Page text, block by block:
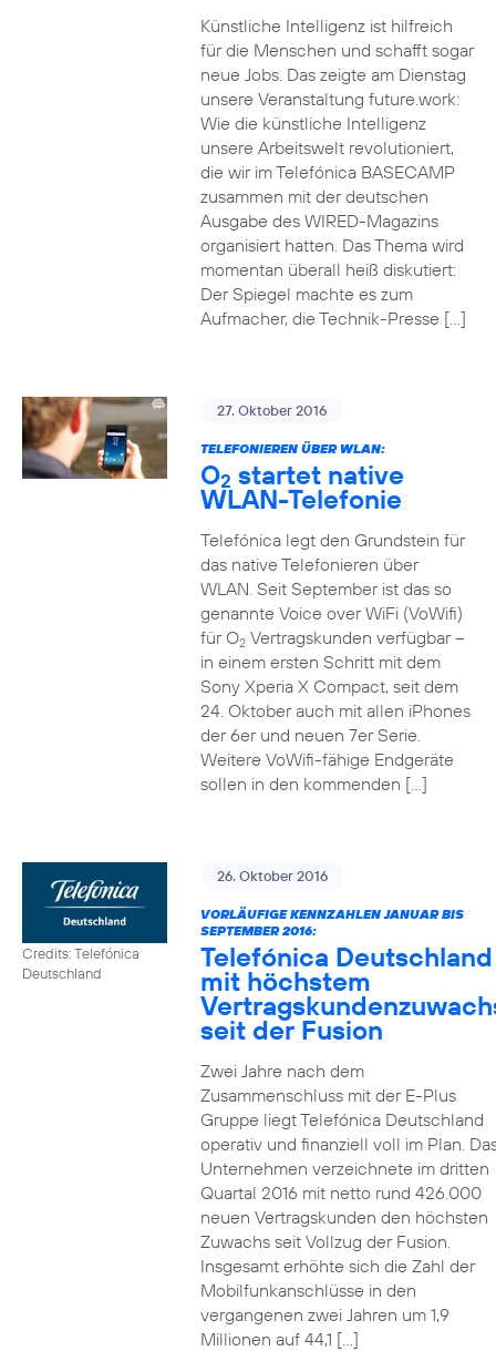
Künstliche Intelligenz ist hilfreich
für die Menschen und schafft sogar
neue Jobs. Das zeigte am Dienstag
unsere Veranstaltung future.work:
Wie die künstliche Intelligenz
unsere Arbeitswelt revolutioniert,
die wir im Telefónica BASECAMP
zusammen mit der deutschen
Ausgabe des WIRED-Magazins
organisiert hatten. Das Thema wird
momentan überall heiß diskutiert:
Der Spiegel machte es zum
Aufmacher, die Technik-Presse […]
27. Oktober 2016
TELEFONIEREN ÜBER WLAN:
O2 startet native
WLAN-Telefonie
Telefónica legt den Grundstein für
das native Telefonieren über
WLAN. Seit September ist das so
genannte Voice over WiFi (VoWifi)
für O2Vertragskunden verfügbar –
in einem ersten Schritt mit dem
Sony Xperia X Compact, seit dem
24. Oktober auch mit allen iPhones
der 6er und neuen 7er Serie.
Weitere VoWifi-fähige Endgeräte
sollen in den kommenden […]
Credits: Telefónica
Deutschland
26. Oktober 2016
VORLÄUFIGE KENNZAHLEN JANUAR BIS
SEPTEMBER 2016:
Telefónica Deutschland
mit höchstem
seit der Fusion
Zwei Jahre nach dem
Zusammenschluss mit der E-Plus
Gruppe liegt Telefónica Deutschland
operativ und finanziell voll im Plan.
Unternehmen verzeichnete im dritten
Quartal 2016 mit netto rund 426.000
neuen Vertragskunden den höchsten
Zuwachs seit Vollzug der Fusion.
Insgesamt erhöhte sich die Zahl der
Mobilfunkanschlüsse in den
vergangenen zwei Jahren um 1,9
Millionen auf 44,1 […]